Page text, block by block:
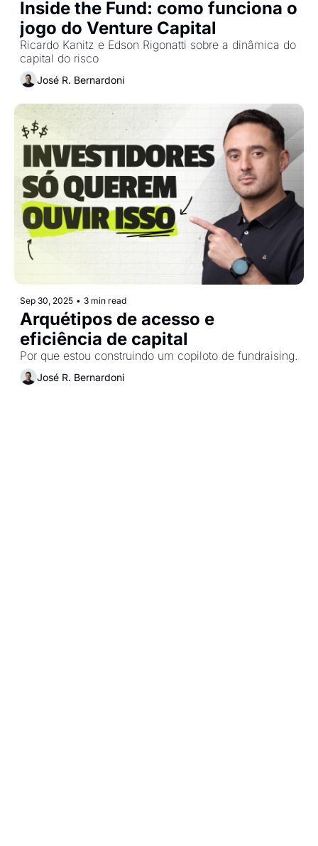
Inside the Fund: como funciona o
jogo do Venture Capital
Ricardo Kanitz e Edson Rigonatti sobre a dinâmica do
capital do risco
José R. Bernardoni
Sep 30, 2025 • 3 min read
Arquétipos de acesso e
eficiência de capital
Por que estou construindo um copiloto de fundraising.
José R. Bernardoni